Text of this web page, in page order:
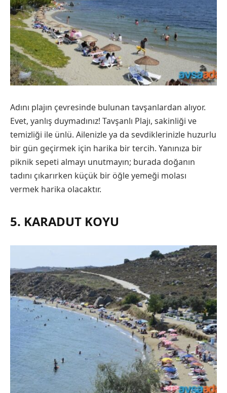
Adını plajın çevresinde bulunan tavşanlardan alıyor.
Evet, yanlış duymadınız! Tavşanlı Plajı, sakinliği ve
temizliği ile ünlü. Ailenizle ya da sevdiklerinizle huzurlu
bir gün geçirmek için harika bir tercih. Yanınıza bir
piknik sepeti almayı unutmayın; burada doğanın
tadını çıkarırken küçük bir öğle yemeği molası
vermek harika olacaktır.
5. KARADUT KOYU